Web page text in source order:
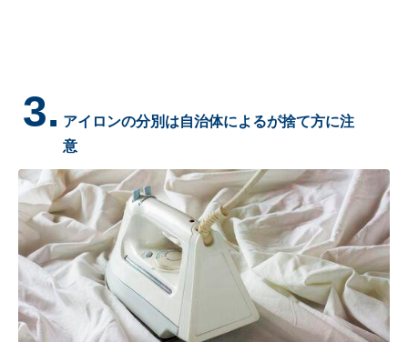
3. アイロンの分別は自治体によるが捨て方に注
意